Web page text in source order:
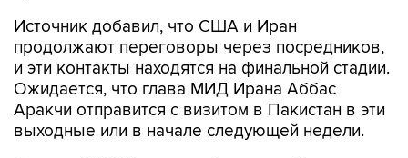
Источник добавил, что США и Иран
продолжают переговоры через посредников,
и эти контакты находятся на финальной стадии.
Ожидается, что глава МИД Ирана Аббас
Аракчи отправится с визитом в Пакистан в эти
выходные или в начале следующей недели.